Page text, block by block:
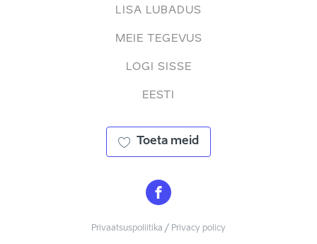
LISA LUBADUS
MEIE TEGEVUS
LOGI SISSE
EESTI
Toeta meid
Privaatsuspoliitika / Privacy policy